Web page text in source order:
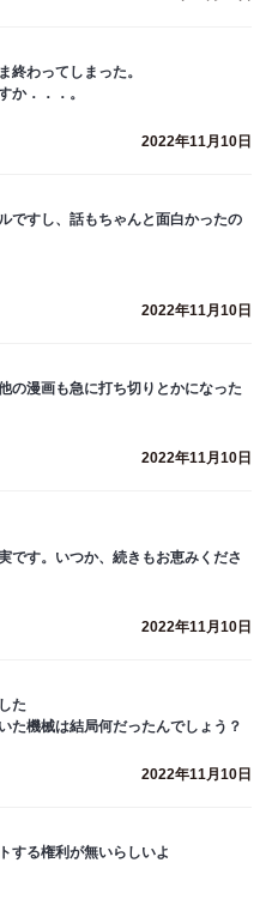
終わってしまった。
か．．．。
2022年11月10日
ですし、話もちゃんと面白かったの
2022年11月10日
の漫画も急に打ち切りとかになった
2022年11月10日
です。いつか、続きもお恵みくださ
2022年11月10日
た
た機械は結局何だったんでしょう？
2022年11月10日
する権利が無いらしいよ